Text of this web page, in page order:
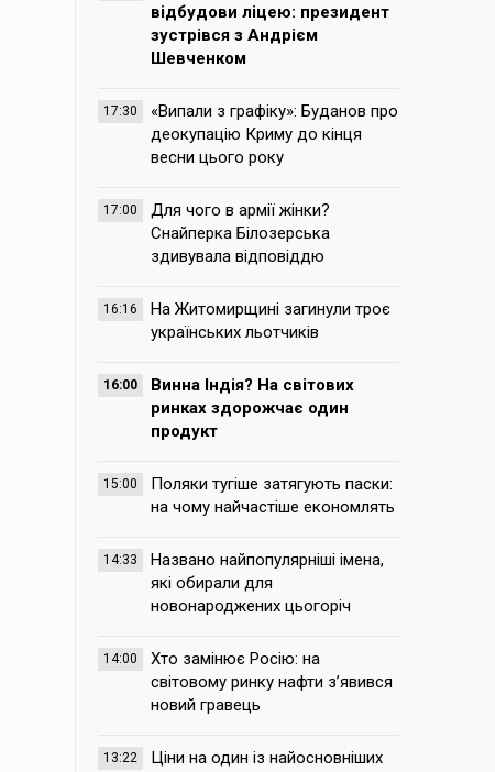
відбудови ліцею: президент
зустрівся з Андрієм
Шевченком
17:30
«Випали з графіку»: Буданов про
деокупацію Криму до кінця
весни цього року
17:00
Для чого в армії жінки?
Снайперка Білозерська
здивувала відповіддю
16:16
На Житомирщині загинули троє
українських льотчиків
16:00
Винна Індія? На світових
ринках здорожчає один
продукт
15:00
Поляки тугіше затягують паски:
на чому найчастіше економлять
14:33
Названо найпопулярніші імена,
які обирали для
новонароджених цьогоріч
14:00
Хто замінює Росію: на
світовому ринку нафти з’явився
новий гравець
13:22
Ціни на один із найосновніших